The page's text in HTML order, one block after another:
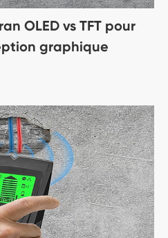
OLED vs TFT pour
graphique